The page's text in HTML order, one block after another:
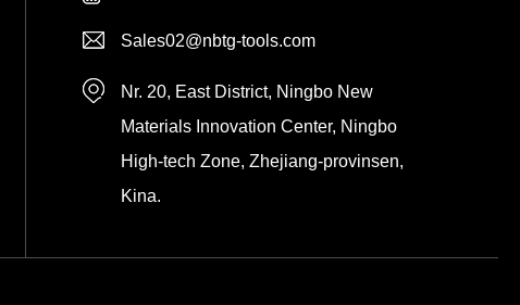
Sales02@nbtg-tools.com
Nr. 20, East District, Ningbo New
Materials Innovation Center, Ningbo
High-tech Zone, Zhejiang-provinsen,
Kina.